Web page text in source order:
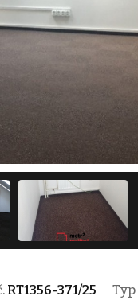
RT1356-371/25 Typ